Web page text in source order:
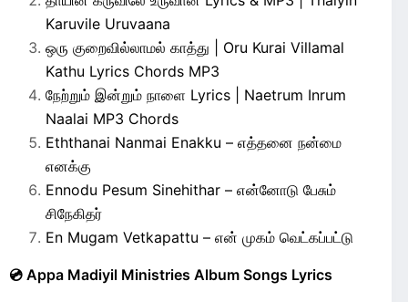
Karuvile Uruvaana
ஒரு குறைவில்லாமல் காத்து | Oru Kurai Villamal
Kathu Lyrics Chords MP3
நேற்றும் இன்றும் நாளை Lyrics | Naetrum Inrum
Naalai MP3 Chords
Eththanai Nanmai Enakku – எத்தனை நன்மை
எனக்கு
Ennodu Pesum Sinehithar – என்னோடு பேசும்
சிநேகிதர்
En Mugam Vetkapattu – என் முகம் வெட்கப்பட்டு
💿 Appa Madiyil Ministries Album Songs Lyrics